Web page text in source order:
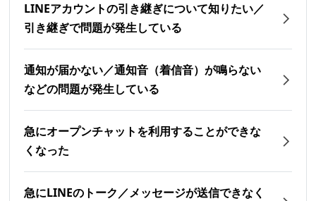
LINEアカウントの引き継ぎについて知りたい／
引き継ぎで問題が発生している
通知が届かない／通知音（着信音）が鳴らない
などの問題が発生している
急にオープンチャットを利用することができな
くなった
急にLINEのトーク／メッセージが送信できなく